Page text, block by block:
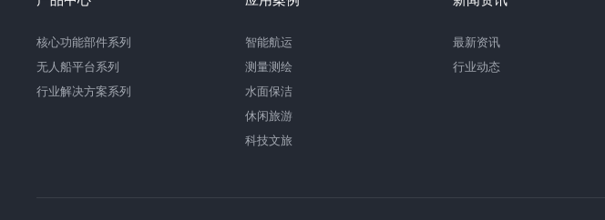
核心功能部件系列
无人船平台系列
行业解决方案系列
智能航运
测量测绘
水面保洁
休闲旅游
科技文旅
最新资讯
行业动态